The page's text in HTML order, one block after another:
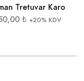
Tretuvar Karo
₺ +20% KDV